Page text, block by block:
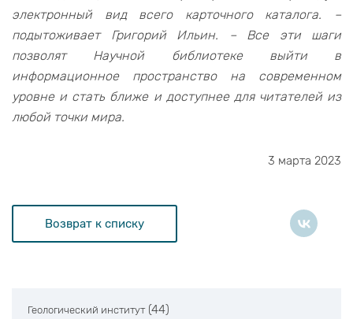
электронный вид всего карточного каталога. –
подытоживает Григорий Ильин. – Все эти шаги
позволят Научной библиотеке выйти в
информационное пространство на современном
уровне и стать ближе и доступнее для читателей из
любой точки мира.
3 марта 2023
Возврат к списку
Геологический институт (44)